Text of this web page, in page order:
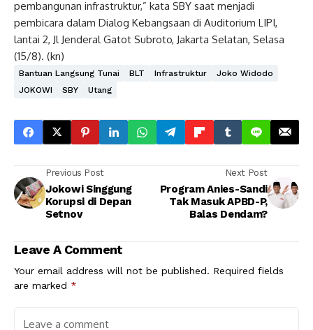
pembangunan infrastruktur,” kata SBY saat menjadi
pembicara dalam Dialog Kebangsaan di Auditorium LIPI,
lantai 2, Jl Jenderal Gatot Subroto, Jakarta Selatan, Selasa
(15/8). (kn)
Bantuan Langsung Tunai BLT Infrastruktur
Joko Widodo
JOKOWI
SBY Utang
Previous Post
Jokowi Singgung
Korupsi di Depan
Setnov
Next Post
Program Anies-Sandi
Tak Masuk APBD-P,
Balas Dendam?
Leave A Comment
Your email address will not be published. Required fields
are marked *